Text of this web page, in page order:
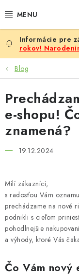
na
PREMIUM
DOPLNKY STRAVY
CIELE
POTRAVINY A
ŽENY
MUŽI
OSTATNÉ
DOVOLENKA
rokov!
Blog
e-shopu!
znamená?
19.12.2024
Milí zákazníci,
s radosťou Vám
prechádzame na nové
podnikli s cieľom
pohodlnejšie
a výhody, ktoré Vás
Čo Vám nový